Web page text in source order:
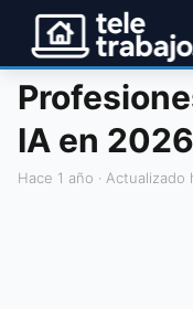
IA en
hace 1 año · Actualizado